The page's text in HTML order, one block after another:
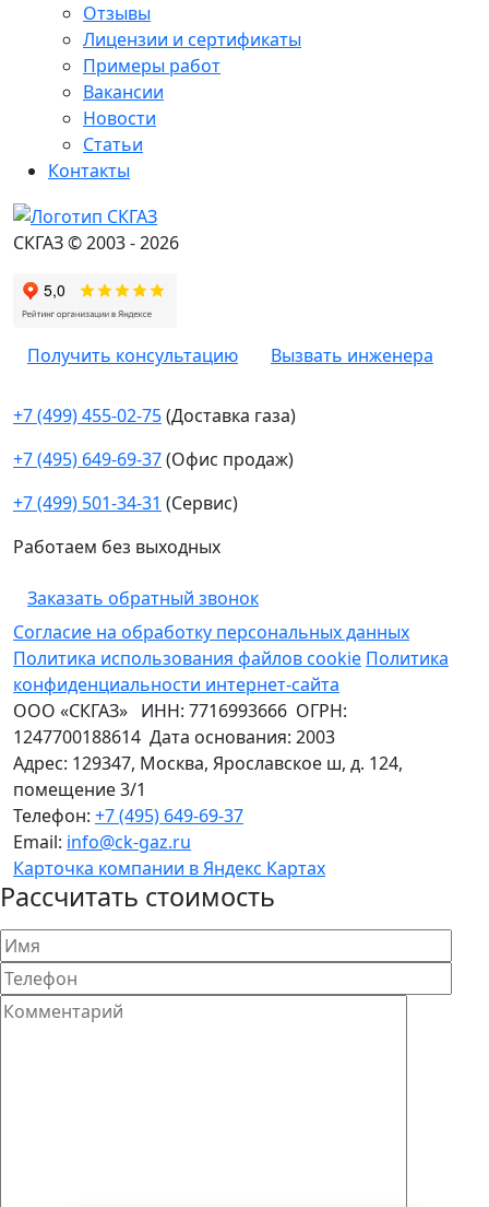
Отзывы
Лицензии и сертификаты
Примеры работ
Вакансии
Новости
Статьи
Контакты
СКГАЗ © 2003 - 2026
Получить консультацию Вызвать инженера
+7 (499) 455-02-75(Доставка газа)
+7 (495) 649-69-37(Офис продаж)
+7 (499) 501-34-31 (Сервис)
Работаем без выходных
Заказать обратный звонок
Согласие на обработку персональных данных
Политика использования файлов cookie Политика
конфиденциальности интернет-сайта
ООО «СКГАЗ» ИНН: 7716993666 ОГРН:
1247700188614 Дата основания: 2003
Адрес: 129347, Москва, Ярославское ш, д. 124,
помещение 3/1
Телефон: +7 (495) 649-69-37
Email: info@ck-gaz.ru
Карточка компании в Яндекс Картах
Рассчитать стоимость